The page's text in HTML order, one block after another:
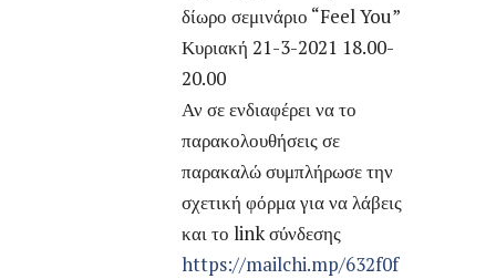
δίωρο σεμινάριο “Feel You”
Κυριακή 21-3-2021 18.00-
20.00
Αν σε ενδιαφέρει να το
παρακολουθήσεις σε
παρακαλώ συμπλήρωσε την
σχετική φόρμα για να λάβεις
και το link σύνδεσης
https://mailchi.mp/632f0f